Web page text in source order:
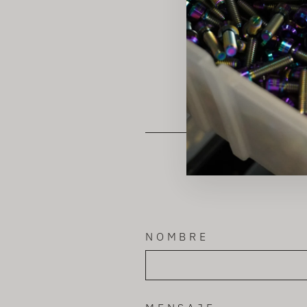
NOMBRE